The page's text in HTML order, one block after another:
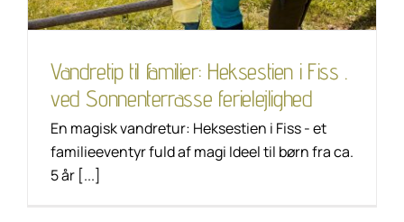
Vandretip til familier: Heksestien i Fiss .
ved Sonnenterrasse ferielejlighed
En magisk vandretur: Heksestien i Fiss - et
familieeventyr fuld af magi Ideel til børn fra ca.
5 år [...]